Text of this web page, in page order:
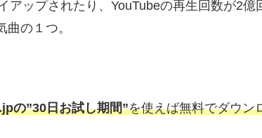
アップされたり、YouTubeの再生回数が2
の１つ。
の”30日お試し期間”を使えば無料でダウン